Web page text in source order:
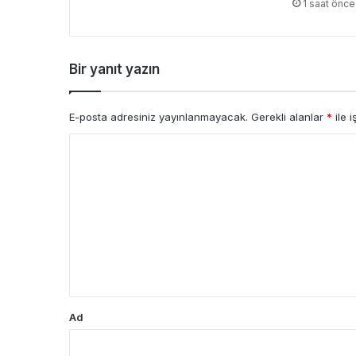
1 saat önce
Bir yanıt yazın
E-posta adresiniz yayınlanmayacak. Gerekli alanlar * ile
Ad